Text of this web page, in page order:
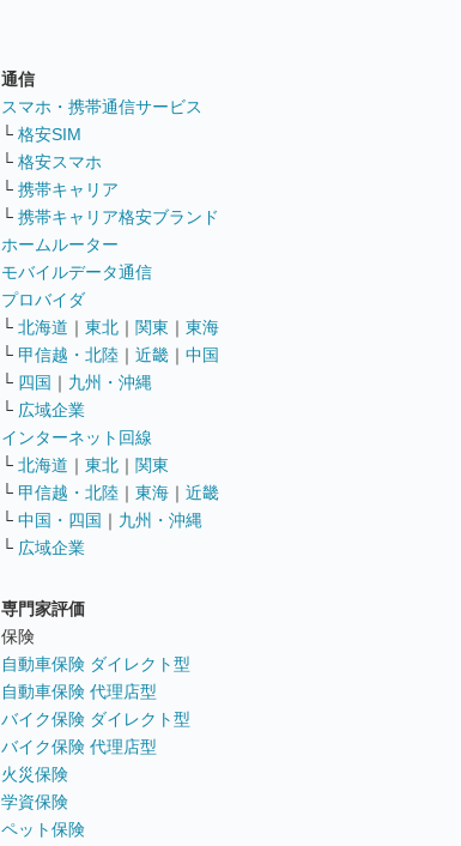
通信
スマホ・携帯通信サービス
└ 格安SIM
└ 格安スマホ
└ 携帯キャリア
└ 携帯キャリア格安ブランド
ホームルーター
モバイルデータ通信
プロバイダ
└ 北海道 ｜ 東北 ｜ 関東 ｜ 東海
└ 甲信越・北陸 ｜ 近畿 ｜ 中国
└ 四国 ｜ 九州・沖縄
└ 広域企業
インターネット回線
└ 北海道 ｜ 東北 ｜ 関東
└ 甲信越・北陸 ｜ 東海 ｜ 近畿
└ 中国・四国 ｜ 九州・沖縄
└ 広域企業
専門家評価
保険
自動車保険 ダイレクト型
自動車保険 代理店型
バイク保険 ダイレクト型
バイク保険 代理店型
火災保険
学資保険
ペット保険